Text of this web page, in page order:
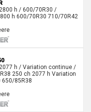
h / 600/70R30 /
h 600/70R30 710/70R42
h / Variation continue /
250 ch 2077 h Variation
650/85R38